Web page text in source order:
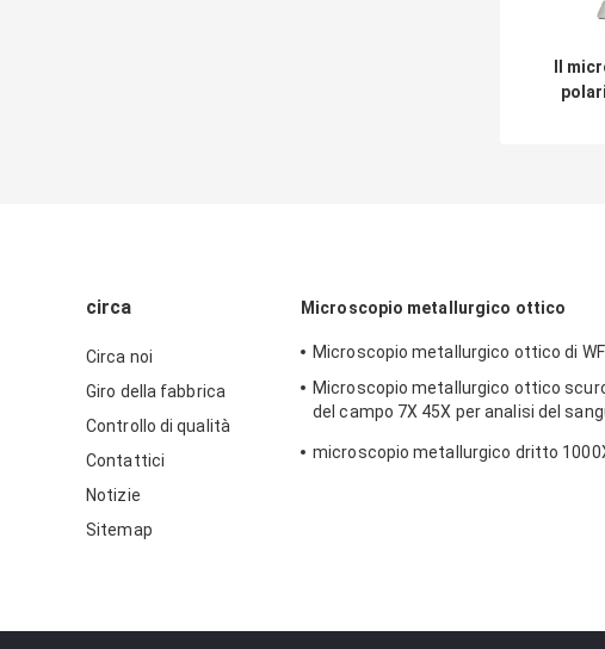
Il
circa
Circa noi
Giro della fabbrica
Controllo di qualità
Contattici
Notizie
Sitemap
Microscopio metallurgico ottico
Microscopio metallurgico ottico di
Microscopio metallurgico ottico
del campo 7X 45X per analisi del
microscopio metallurgico dritto